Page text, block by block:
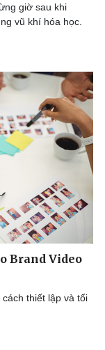
giờ sau khi
vũ khí hóa học.
Brand Video
thiết lập và tối